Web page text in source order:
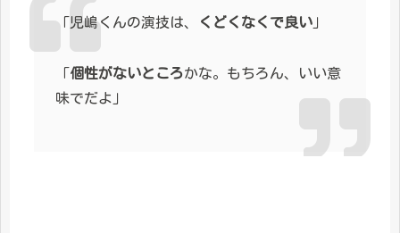
「児嶋くんの演技は、 くどくなくで良い」
「 個性がないところかな。もちろん、いい意
味でだよ」